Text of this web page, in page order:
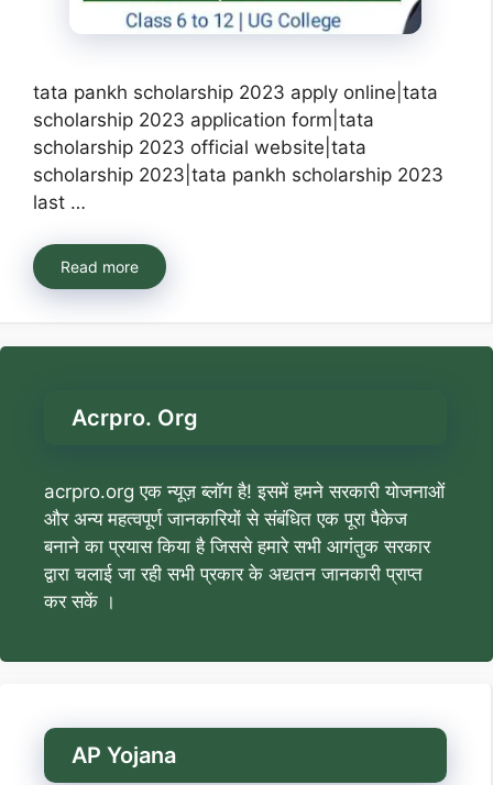
tata pankh scholarship 2023 apply online|tata
scholarship 2023 application form|tata
scholarship 2023 official website|tata
scholarship 2023|tata pankh scholarship 2023
last …
Read more
Acrpro. Org
acrpro.org एक न्यूज़ ब्लॉग है! इसमें हमने सरकारी योजनाओं
और अन्य महत्वपूर्ण जानकारियों से संबंधित एक पूरा पैकेज
बनाने का प्रयास किया है जिससे हमारे सभी आगंतुक सरकार
द्वारा चलाई जा रही सभी प्रकार के अद्यतन जानकारी प्राप्त
कर सकें ।
AP Yojana